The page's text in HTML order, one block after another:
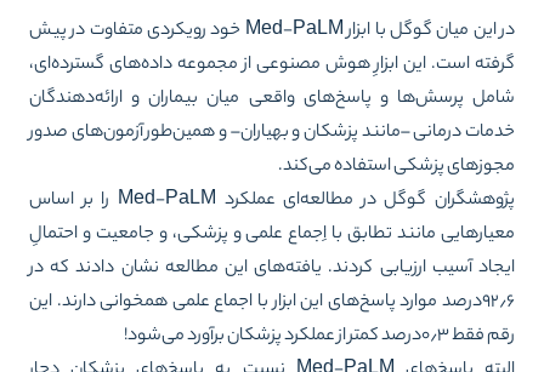
در این میان گوگل با ابزار Med-PaLM خود رویکردی متفاوت در پیش
است. این ابزارِ هوش مصنوعی از مجموعه داده‌های گسترده‌ای،
پرسش‌ها و پاسخ‌های واقعی میان بیماران و ارائه‌دهندگان
درمانی –مانند پزشکان و بهیاران– و همین‌طور آزمون‌های صدور
پزشکی استفاده می‌کند.
پژوهشگران گوگل در مطالعه‌ای عملکرد Med-PaLM را بر اساس
مانند تطابق با اِجماع علمی و پزشکی، و جامعیت و احتمالِ
آسیب ارزیابی کردند. یافته‌های این مطالعه نشان دادند که در
۹۲٫۶درصد موارد پاسخ‌های این ابزار با اجماع علمی همخوانی دارند. این
کمتر از عملکرد پزشکان برآورد می‌شود!